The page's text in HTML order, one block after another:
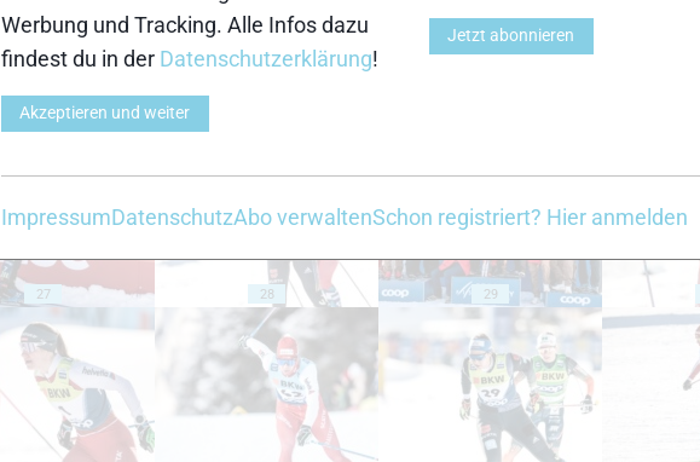
22
27 28 29
Werbung und Tracking. Alle Infos dazu
findest du in der Datenschutzerklärung!
Akzeptieren und weiter
Jetzt abonnieren
ImpressumDatenschutzAbo verwaltenSchon registriert? Hier anmelden